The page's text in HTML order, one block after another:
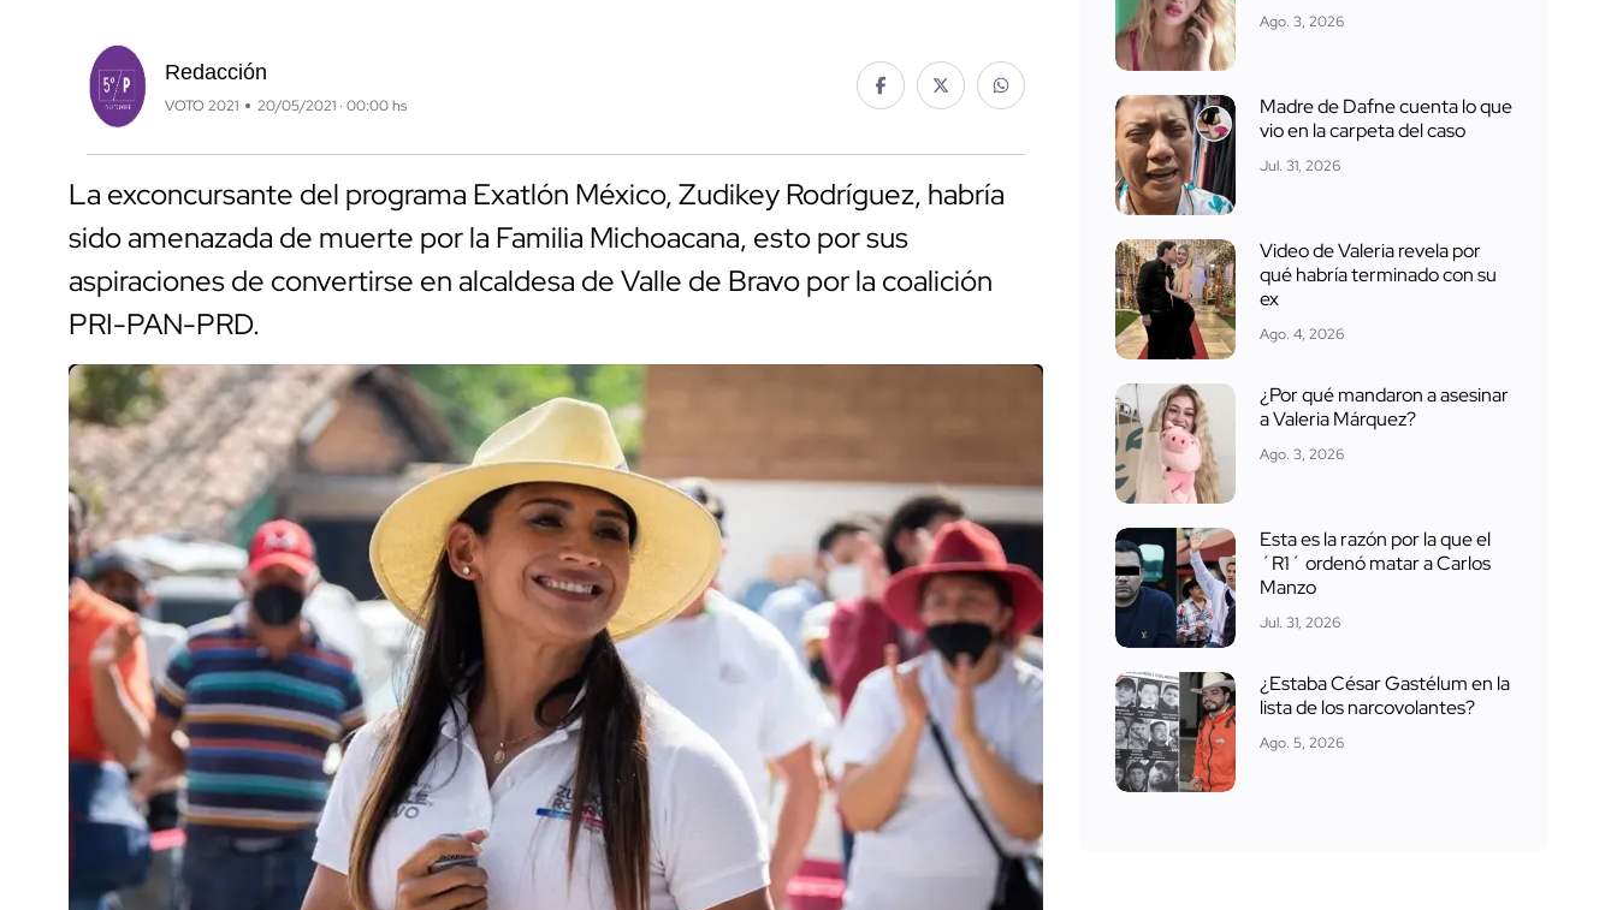
Redacción
VOTO 2021 20/05/2021 · 00:00 hs
La exconcursante del programa Exatlón México, Zudikey Rodríguez, habría
sido amenazada de muerte por la Familia Michoacana, esto por sus
aspiraciones de convertirse en alcaldesa de Valle de Bravo por la coalición
PRI-PAN-PRD.
Ago. 3, 2026
Madre de Dafne cuenta lo que
vio en la carpeta del caso
Jul. 31, 2026
Video de Valeria revela por
qué habría terminado con su
ex
Ago. 4, 2026
¿Por qué mandaron a asesinar
a Valeria Márquez?
Ago. 3, 2026
Esta es la razón por la que el
´R1´ ordenó matar a Carlos
Manzo
Jul. 31, 2026
¿Estaba César Gastélum en la
lista de los narcovolantes?
Ago. 5, 2026